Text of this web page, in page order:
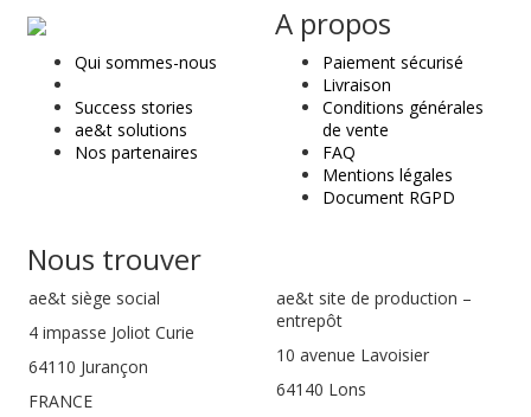
ae
&
t
Qui sommes-nous
Success stories
ae&t solutions
Nos partenaires
A propos
Paiement sécurisé
Livraison
Conditions générales
de vente
FAQ
Mentions légales
Document RGPD
Nous trouver
ae&t siège social
4 impasse Joliot Curie
64110 Jurançon
FRANCE
ae&t site de production –
entrepôt
10 avenue Lavoisier
64140 Lons